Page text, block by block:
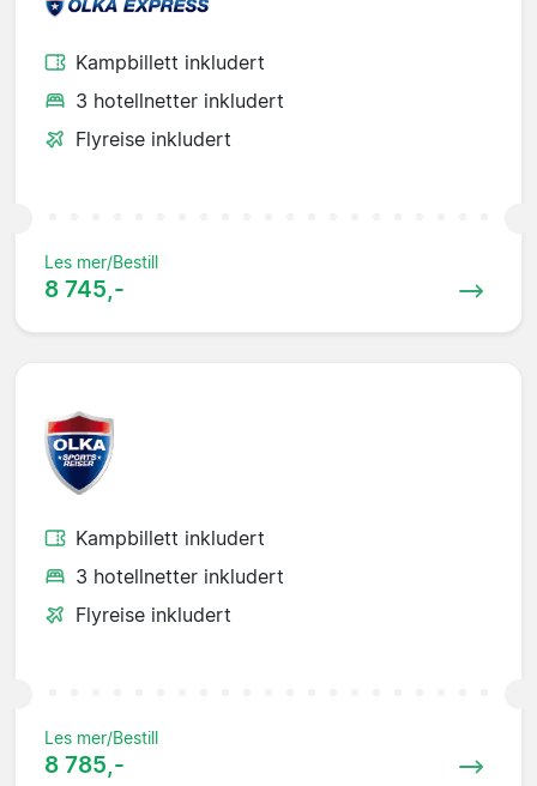
Kampbillett inkludert
3 hotellnetter inkludert
Flyreise inkludert
Les mer/Bestill
8 745,-
Kampbillett inkludert
3 hotellnetter inkludert
Flyreise inkludert
Les mer/Bestill
8 785,-